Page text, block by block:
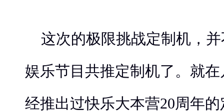
这次的极限挑战定制机，
娱乐节目共推定制机了。就
经推出过快乐大本营20周年